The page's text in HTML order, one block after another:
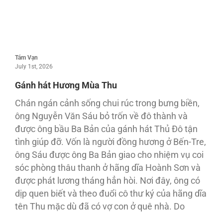
Tám Vạn
July 1st, 2026
Gánh hát Hương Mùa Thu
Chán ngán cảnh sống chui rúc trong bưng biền,
ông Nguyễn Văn Sáu bỏ trốn về đô thành và
được ông bầu Ba Bản của gánh hát Thủ Đô tận
tình giúp đỡ. Vốn là người đồng hương ở Bến-Tre,
ông Sáu được ông Ba Bản giao cho nhiệm vụ coi
sóc phòng thâu thanh ở hãng dĩa Hoành Sơn và
được phát lương tháng hẳn hòi. Nơi đây, ông có
dịp quen biết và theo đuổi cô thư ký của hãng dĩa
tên Thu mặc dù đã có vợ con ở quê nhà. Do